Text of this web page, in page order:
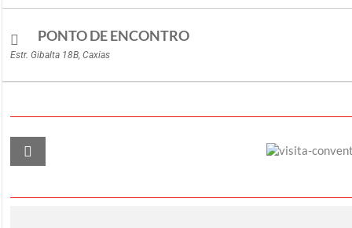
PONTO DE ENCONTRO
Estr. Gibalta 18B, Caxias